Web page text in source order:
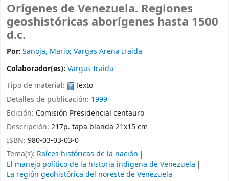
Orígenes de Venezuela. Regiones
geoshistóricas aborígenes hasta 1500
d.c.
Por:Sanoja, Mario; Vargas Arena Iraida
Colaborador(es): Vargas Iraida
Tipo de material:
Texto
Detalles de publicación: 1999
Edición: Comisión Presidencial centauro
Descripción: 217p. tapa blanda 21x15 cm
ISBN: 980-03-03-03-0
Tema(s): Raíces históricas de la nación
El manejo político de la historia indígena de Venezuela
La región geohistórica del noreste de Venezuela